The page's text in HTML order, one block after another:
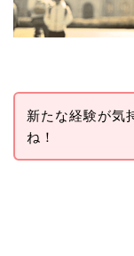
新たな経験が気
ね！